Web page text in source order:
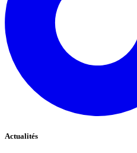
Actualités